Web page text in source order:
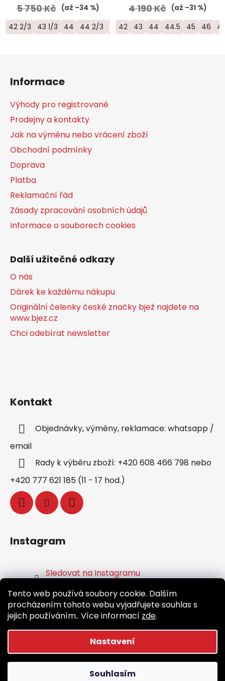
Tento web používá soubory cookie. Dalším
procházením tohoto webu vyjadřujete souhlas s
jejich používáním.. Více informací zde.
Nastavení
Souhlasím
5 750 Kč (až –34 %)
42 2/3 43 1/3 44 44 2/3 45 1/3 46
4 190 Kč (až –31 %)
42 43 44 44.5 45 46
Informace
Výhody pro registrované
Prodejny a kontakty
Jak na výměnu nebo vrácení zboží
Obchodní podmínky
Doprava
Platba
Reklamační řád
Zásady zpracování osobních údajů
Informace o souborech cookies
Další užitečné odkazy
O nás
Dárek ke každému nákupu
Originální čelenky české značky bjež najdete na
www.bjez.cz
Chci odebírat newsletter
Kontakt
Objednávky, výměny, reklamace: whatsapp /
email
Rady k výběru zboží: +420 608 466 798 nebo
+420 777 621 185 (11 - 17 hod.)
Instagram
Sledovat na Instagramu
Facebook
Vytvořil Shoptet
Běž.cz. Všechna práva vyhrazena.